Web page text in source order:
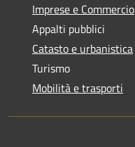
Imprese e Commercio
Appalti pubblici
Catasto e urbanistica
Turismo
Mobilità e trasporti